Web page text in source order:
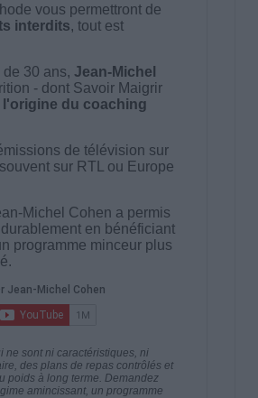
vous permettront de
interdits, tout est
30 ans, Jean-Michel
- dont Savoir Maigrir
l'origine du coaching
de télévision sur
sur RTL ou Europe
Michel Cohen a permis
en bénéficiant
programme minceur plus
ne sont ni caractéristiques, ni
des plans de repas contrôlés et
poids à long terme. Demandez
amincissant, un programme